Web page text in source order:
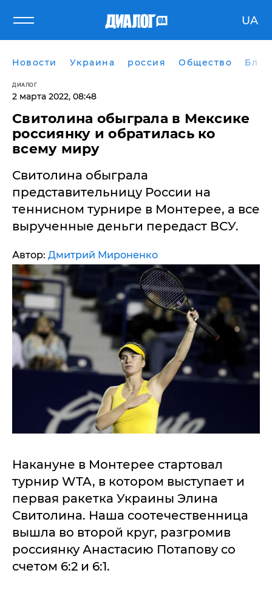
UA
Новости Украина россия Общество
ДИАЛОГ
2 марта 2022, 08:48
​Свитолина обыграла в Мексике
россиянку и обратилась ко
всему миру
Свитолина обыграла
представительницу России на
теннисном турнире в Монтерее, а все
вырученные деньги передаст ВСУ.
Автор: Дмитрий Мироненко
Накануне в Монтерее стартовал
турнир WTA, в котором выступает и
первая ракетка Украины Элина
Свитолина. Наша соотечественница
вышла во второй круг, разгромив
россиянку Анастасию Потапову со
счетом 6:2 и 6:1.